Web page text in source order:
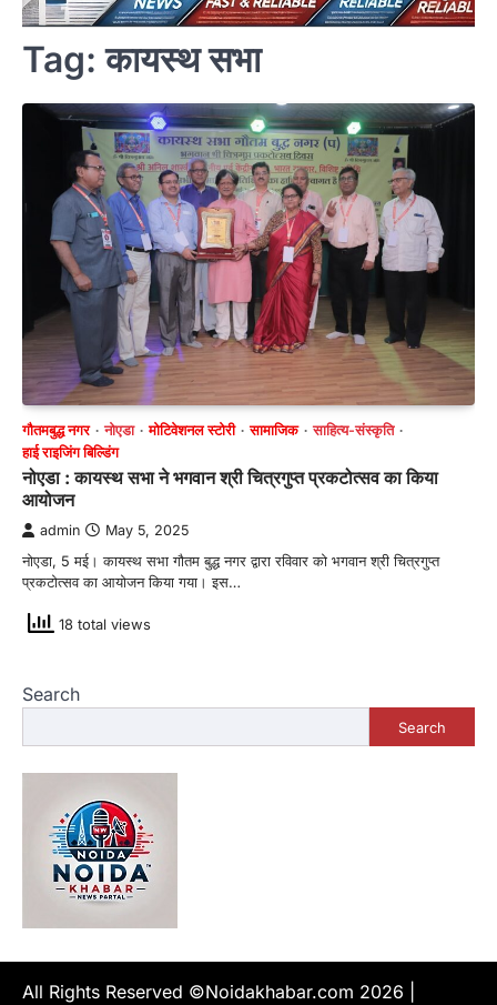
Tag:कायस्थ सभा
गौतमबुद्ध नगर नोएडा मोटिवेशनल स्टोरी सामाजिक
साहित्य-संस्कृति
हाई राइजिंग बिल्डिंग
नोएडा : कायस्थ सभा ने भगवान श्री चित्रगुप्त प्रकटोत्सव का किया
आयोजन
admin May 5, 2025
नोएडा, 5 मई। कायस्थ सभा गौतम बुद्ध नगर द्वारा रविवार को भगवान श्री चित्रगुप्त
प्रकटोत्सव का आयोजन किया गया। इस…
18 total views
Search
Search
All Rights Reserved ©Noidakhabar.com 2026